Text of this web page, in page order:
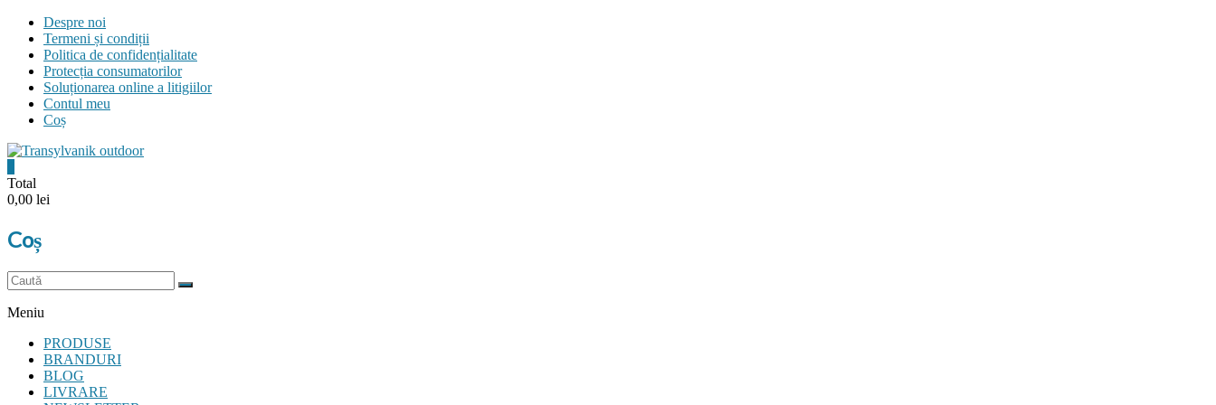
Skip
content
Despre noi
Termeni și condiții
Politica de confidențialitate
Protecția consumatorilor
Soluționarea online a litigiilor
Contul meu
Coș
Transylvanik
and
more
Total
0,00 lei
Coș
Meniu
PRODUSE
BRANDURI
BLOG
LIVRARE